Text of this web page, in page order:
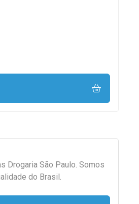
Drogaria São Paulo. Somos
do Brasil.